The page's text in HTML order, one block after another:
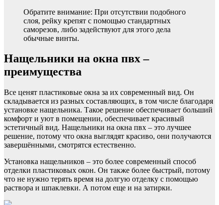
Обратите внимание: При отсутствии подобного
слоя, рейку крепят с помощью стандартных
саморезов, либо задействуют для этого дела
обычные винты.
Нащельники на окна пвх –
преимущества
Все ценят пластиковые окна за их современный вид. Он
складывается из разных составляющих, в том числе благодаря
установке нащельника. Такое решение обеспечивает больший
комфорт и уют в помещении, обеспечивает красивый
эстетичный вид. Нащельники на окна пвх – это лучшее
решение, потому что окна выглядят красиво, они получаются
завершёнными, смотрятся естественно.
Установка нащельников – это более современный способ
отделки пластиковых окон. Он также более быстрый, потому
что не нужно терять время на долгую отделку с помощью
раствора и шпаклевки. А потом еще и на затирки.